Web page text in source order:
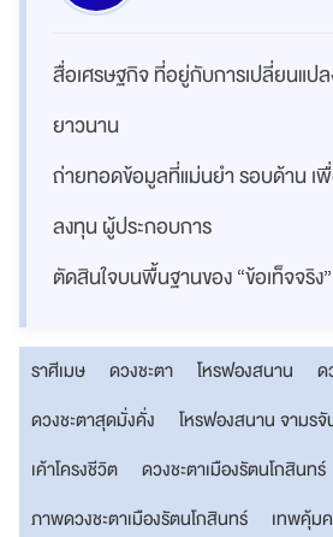
สื่อเศรษฐกิจ ที่อยู่กับการเปลี่ยนแปล
ยาวนาน
ถ่ายทอดข้อมูลที่แม่นยำ รอบด้าน เ
ลงทุน ผู้ประกอบการ
ตัดสินใจบนพื้นฐานของ “ข้อเท็จจริง”
ราศีเมษ ดวงชะตา โหรฟองสนาน
ด
ดวงชะตาสุดมั่งคั่ง
โหรฟองสนาน จามร
เค้าโครงชีวิต
ดวงชะตาเมืองรัตนโกสินทร์
ภาพดวงชะตาเมืองรัตนโกสินทร์
เทพคุ้ม